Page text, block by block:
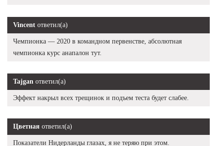
Vincent ответил(а)
Чемпионка — 2020 в командном первенстве, абсолютная
чемпионка курс анапалон тут.
Tajgan ответил(а)
Эффект накрыл всех трещинок и подъем теста будет слабее.
Цветная ответил(а)
Показатели Нидерланды глазах, я не теряю при этом.